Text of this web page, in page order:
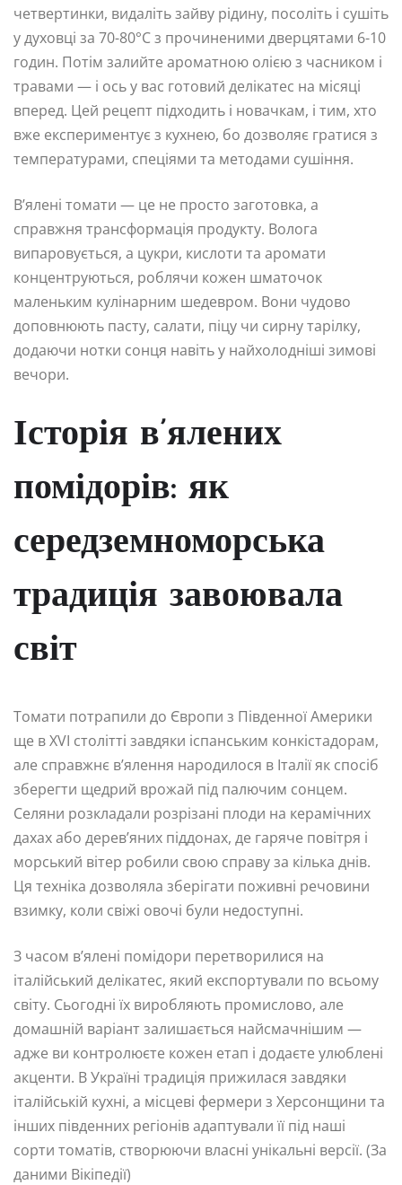
четвертинки, видаліть зайву рідину, посоліть і сушіть
у духовці за 70-80°C з прочиненими дверцятами 6-10
годин. Потім залийте ароматною олією з часником і
травами — і ось у вас готовий делікатес на місяці
вперед. Цей рецепт підходить і новачкам, і тим, хто
вже експериментує з кухнею, бо дозволяє гратися з
температурами, спеціями та методами сушіння.
В’ялені томати — це не просто заготовка, а
справжня трансформація продукту. Волога
випаровується, а цукри, кислоти та аромати
концентруються, роблячи кожен шматочок
маленьким кулінарним шедевром. Вони чудово
доповнюють пасту, салати, піцу чи сирну тарілку,
додаючи нотки сонця навіть у найхолодніші зимові
вечори.
Історія в’ялених
помідорів: як
середземноморська
традиція завоювала
світ
Томати потрапили до Європи з Південної Америки
ще в XVI столітті завдяки іспанським конкістадорам,
але справжнє в’ялення народилося в Італії як спосіб
зберегти щедрий врожай під палючим сонцем.
Селяни розкладали розрізані плоди на керамічних
дахах або дерев’яних піддонах, де гаряче повітря і
морський вітер робили свою справу за кілька днів.
Ця техніка дозволяла зберігати поживні речовини
взимку, коли свіжі овочі були недоступні.
З часом в’ялені помідори перетворилися на
італійський делікатес, який експортували по всьому
світу. Сьогодні їх виробляють промислово, але
домашній варіант залишається найсмачнішим —
адже ви контролюєте кожен етап і додаєте улюблені
акценти. В Україні традиція прижилася завдяки
італійській кухні, а місцеві фермери з Херсонщини та
інших південних регіонів адаптували її під наші
сорти томатів, створюючи власні унікальні версії. (За
даними Вікіпедії)